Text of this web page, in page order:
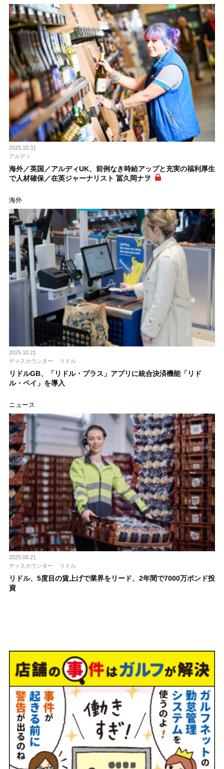
2025.10.31
アルディ
海外／英国／アルディUK、前例なき時給アップと充実の福利厚生
で人材確保／在英ジャーナリスト 冨久岡ナヲ
海外
2025.10.21
ディスカウンター
リドル
リドルGB、「リドル・プラス」アプリに統合決済機能「リド
ル・ペイ」を導入
ニュース
2025.08.21
ディスカウンター
リドル
リドル、5度目の賃上げで業界をリード、2年間で7000万ポンド投
資